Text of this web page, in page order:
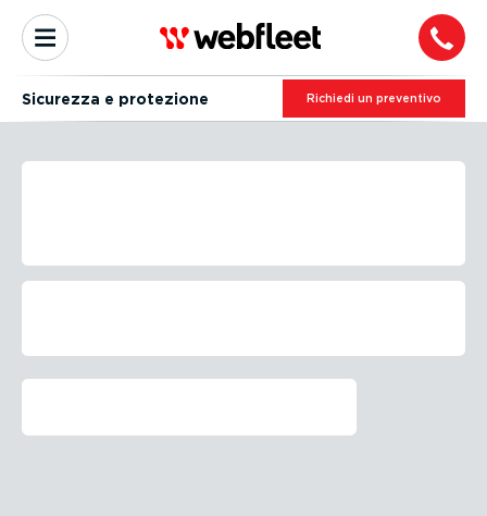
Sicurezza e protezione Richiedi un preventivo
Maggiore sicurezza stradale con il